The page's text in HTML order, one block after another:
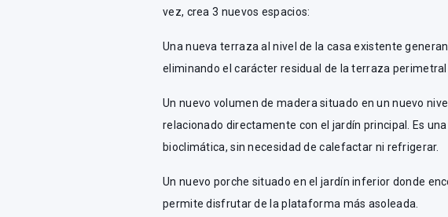
vez, crea 3 nuevos espacios:
Una nueva terraza al nivel de la casa existente
eliminando el carácter residual de la terraza
Un nuevo volumen de madera situado en un nuevo
relacionado directamente con el jardín principal. Es
bioclimática, sin necesidad de calefactar ni refrigerar.
Un nuevo porche situado en el jardín inferior donde
permite disfrutar de la plataforma más asoleada.